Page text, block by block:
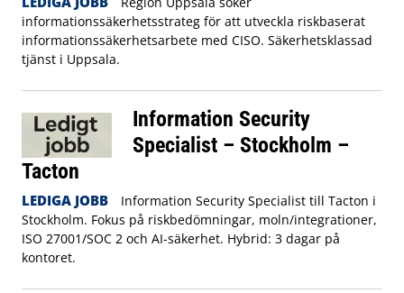
informationssäkerhetsstrateg för att utveckla riskbaserat
informationssäkerhetsarbete med CISO. Säkerhetsklassad
tjänst i Uppsala.
Information Security
Specialist – Stockholm –
Tacton
LEDIGA JOBB
Information Security Specialist till Tacton i
Stockholm. Fokus på riskbedömningar, moln/integrationer,
ISO 27001/SOC 2 och AI-säkerhet. Hybrid: 3 dagar på
kontoret.